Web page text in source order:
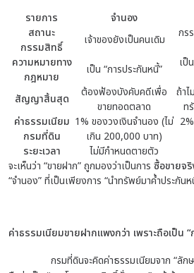
รายการ
จำนอง
สถานะ
กรรมสิทธิ์
เจ้าของยังเป็นคนเดิม
กร
ความหมายทาง
กฎหมาย
เป็น “การประกันหนี้”
เป็
สัญญาสิ้นสุด
ต้องฟ้องบังคับคดีเพื่อ
ขายทอดตลาด
ถ้า
ท
ค่าธรรมเนียม
กรมที่ดิน
1% ของวงเงินจำนอง (ไม่
เกิน 200,000 บาท)
ระยะเวลา
ไม่มีกำหนดตายตัว
จะเห็นว่า “ขายฝาก” ถูกมองว่าเป็นการ ซื้อขายจ
“จำนอง” ที่เป็นเพียงการ “นำทรัพย์มาค้ำประกันห
ค่าธรรมเนียมขายฝากแพงกว่า เพราะถือเป็น
กรมที่ดินจะคิดค่าธรรมเนียมจาก “ลั